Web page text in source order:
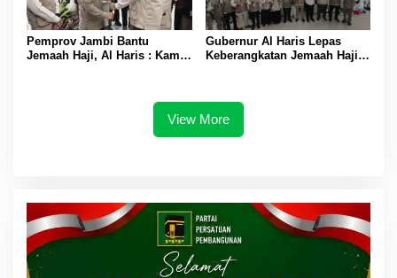
Pemprov Jambi Bantu
Jemaah Haji, Al Haris : Kami
Gubernur Al Haris Lepas
Keberangkatan Jemaah Haji
View More